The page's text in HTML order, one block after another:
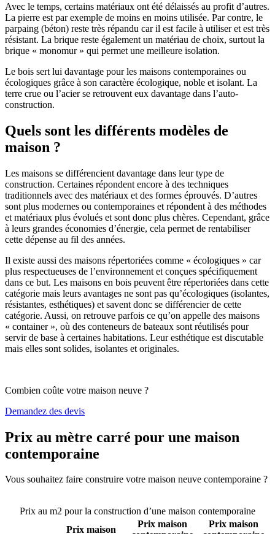
Avec le temps, certains matériaux ont été délaissés au profit d’autres.
La pierre est par exemple de moins en moins utilisée. Par contre, le
parpaing (béton) reste très répandu car il est facile à utiliser et est très
résistant. La brique reste également un matériau de choix, surtout la
brique « monomur » qui permet une meilleure isolation.
Le bois sert lui davantage pour les maisons contemporaines ou
écologiques grâce à son caractère écologique, noble et isolant. La
terre crue ou l’acier se retrouvent eux davantage dans l’auto-
construction.
Quels sont les différents modèles de
maison ?
Les maisons se différencient davantage dans leur type de
construction. Certaines répondent encore à des techniques
traditionnels avec des matériaux et des formes éprouvés. D’autres
sont plus modernes ou contemporaines et répondent à des méthodes
et matériaux plus évolués et sont donc plus chères. Cependant, grâce
à leurs grandes économies d’énergie, cela permet de rentabiliser
cette dépense au fil des années.
Il existe aussi des maisons répertoriées comme « écologiques » car
plus respectueuses de l’environnement et conçues spécifiquement
dans ce but. Les maisons en bois peuvent être répertoriées dans cette
catégorie mais leurs avantages ne sont pas qu’écologiques (isolantes,
résistantes, esthétiques) et savent donc se différencier de cette
catégorie. Aussi, on retrouve parfois ce qu’on appelle des maisons
« container », où des conteneurs de bateaux sont réutilisés pour
servir de base à certaines habitations. Leur esthétique est discutable
mais elles sont solides, isolantes et originales.
Combien coûte votre maison neuve ?
Demandez des devis
Prix au mètre carré pour une maison
contemporaine
Vous souhaitez faire construire votre maison neuve contemporaine ?
Prix au m2 pour la construction d’une maison contemporaine
Prix maison
Prix maison
Prix maison